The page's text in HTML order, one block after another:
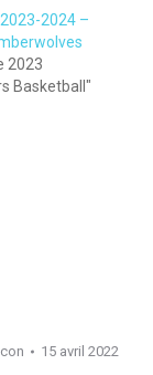
2024 –
2023
Basketball"
15 avril 2022